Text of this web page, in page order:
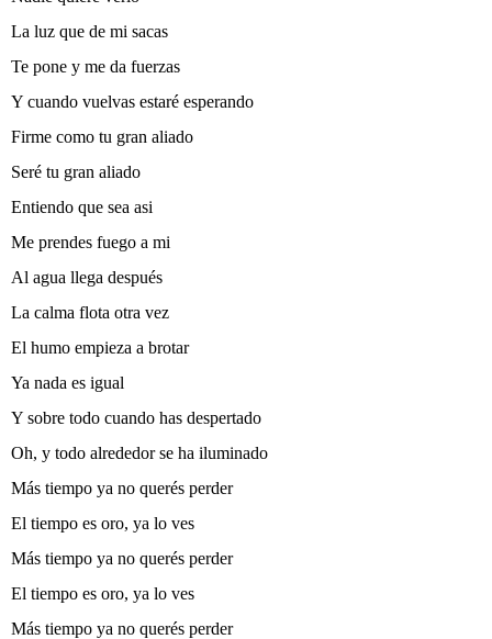
La luz que de mi sacas
Te pone y me da fuerzas
Y cuando vuelvas estaré esperando
Firme como tu gran aliado
Seré tu gran aliado
Entiendo que sea asi­
Me prendes fuego a mi­
Al agua llega después
La calma flota otra vez
El humo empieza a brotar
Ya nada es igual
Y sobre todo cuando has despertado
Oh, y todo alrededor se ha iluminado
Más tiempo ya no querés perder
El tiempo es oro, ya lo ves
Más tiempo ya no querés perder
El tiempo es oro, ya lo ves
Más tiempo ya no querés perder